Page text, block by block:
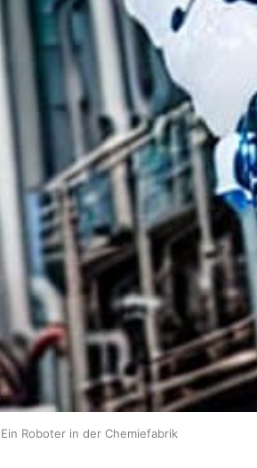
Ein Roboter in der Chemiefabrik